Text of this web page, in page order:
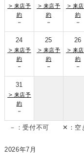
＞ 来店予
約
-
＞ 来店予
約
-
＞ 来
約
-
24
＞ 来店予
約
-
25
＞ 来店予
約
-
26
＞ 来
約
-
31
＞ 来店予
約
-
－：受付不可 ✕：空
2026年7月